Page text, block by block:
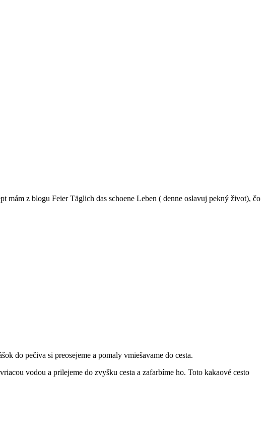
mám z blogu Feier Täglich das schoene Leben ( denne oslavuj pekný život), čo
do pečiva si preosejeme a pomaly vmiešavame do cesta.
vodou a prilejeme do zvyšku cesta a zafarbíme ho. Toto kakaové cesto